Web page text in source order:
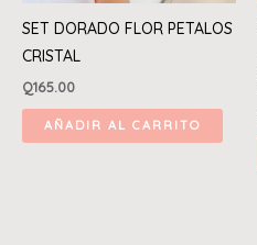
SET DORADO FLOR PETALOS
CRISTAL
Q165.00
AÑADIR AL CARRITO